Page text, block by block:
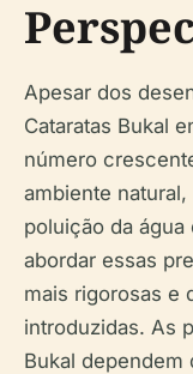
Apesar dos
Cataratas Bukal
número
ambiente
poluição da água
abordar essas
mais rigorosas e
introduzidas. As
Bukal